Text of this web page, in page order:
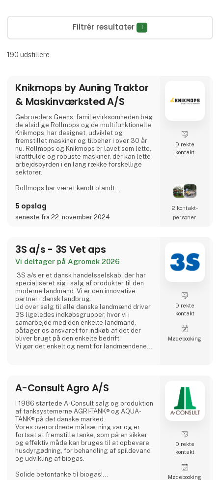
Filtrér resultater 1
190 udstillere
Knikmops by Auning Traktor
& Maskinværksted A/S
Gebroeders Geens, familievirksomheden bag
de alsidige Rollmops og de multifunktionelle
Knikmops, har designet, udviklet og
fremstillet maskiner og tilbehør i over 30 år
nu. Rollmops og Knikmops er lavet som lette,
kraftfulde og robuste maskiner, der kan lette
arbejdsbyrden i en lang række forskellige
sektorer.
Rollmops har været kendt blandt
Denne lille, alsidige transportmaskine kan
bære forsyninger lige ved siden af ​​det sted,
hvor de er nødvendige. Uanset om du kører i
kombineret med kraften for, at dette aldrig
bliver e
5 opslag
seneste fra 22. november 2024
Direkte
kontakt
2 kontakt­
personer
3S a/s - 3S Vet aps
Vi deltager på Agromek 2026
.3S a/s er et dansk handelsselskab, der har
specialiseret sig i salg af produkter til den
moderne landmand. Vi er den innovative
partner i dansk landbrug.
Ud over salg til alle danske landmænd driver
3S ligeledes indkøbsgrupper, hvor vi i
samarbejde med den enkelte landmand,
påtager os ansvaret for indkøb af det der
bliver brugt på den enkelte bedrift.
Vi gør det enkelt og nemt for landmændene
Aps.
Direkte
kontakt
Møde­booking
A-Consult Agro A/S
I 1986 startede A-Consult salg og produktion
af tanksystemerne AGRI-TANK® og AQUA-
TANK® på det danske marked.
Vores overordnede målsætning var og er
fortsat at fremstille tanke, som på en sikker
og effektiv måde kan bruges til at opbevare
husdyrgødning, for behandling af spildevand
og udvikling af biogas.
Solide betontanke til biogas!
Direkte
kontakt
Møde­booking